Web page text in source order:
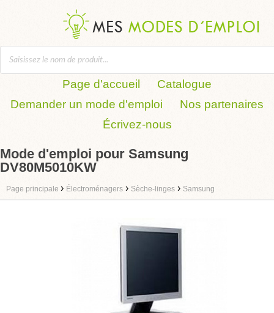
Page d'accueil
Catalogue
Demander un mode d'emploi
Nos partenaires
Écrivez-nous
Mode d'emploi pour Samsung
DV80M5010KW
Page principale › Électroménagers › Sèche-linges › Samsung